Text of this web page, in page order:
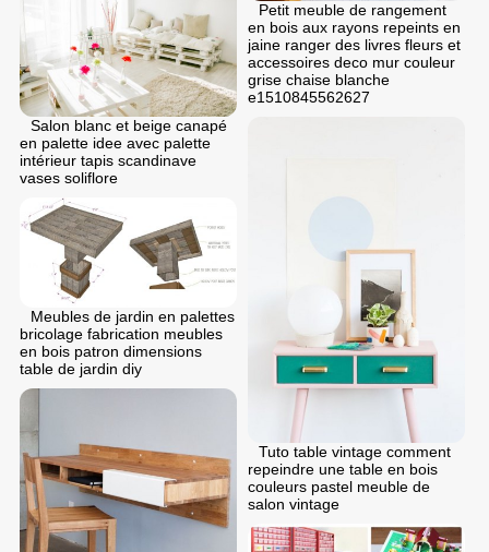
Petit meuble de rangement
en bois aux rayons repeints en
jaine ranger des livres fleurs et
accessoires deco mur couleur
grise chaise blanche
e1510845562627
Salon blanc et beige canapé
en palette idee avec palette
intérieur tapis scandinave
vases soliflore
Tuto table vintage comment
repeindre une table en bois
couleurs pastel meuble de
salon vintage
Meubles de jardin en palettes
bricolage fabrication meubles
en bois patron dimensions
table de jardin diy